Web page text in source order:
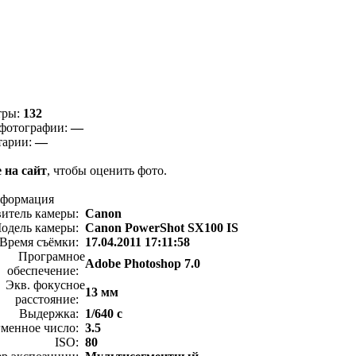
132
—
—
на сайт, чтобы оценить фото.
камеры: Canon
камеры: Canon PowerShot SX100 IS
Время съёмки: 17.04.2011 17:11:58
Програмное
обеспечение:
Adobe Photoshop 7.0
Экв. фокусное
расстояние:
13 мм
Выдержка: 1/640 с
число: 3.5
ISO: 80